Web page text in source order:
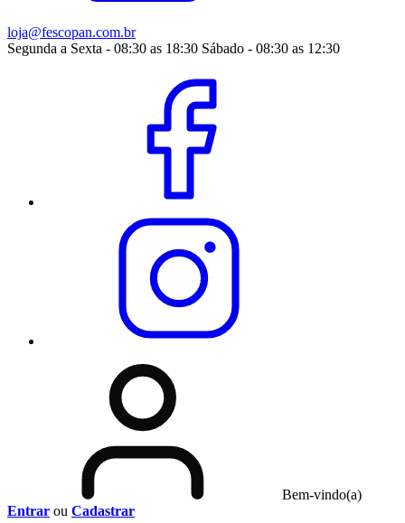
loja@fescopan.com.br
Segunda a Sexta - 08:30 as 18:30 Sábado - 08:30 as 12:30
Bem-vindo(a)
Entrar ou Cadastrar